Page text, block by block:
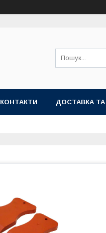
КОНТАКТИ ДОСТАВКА